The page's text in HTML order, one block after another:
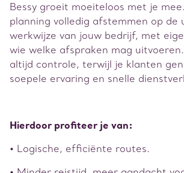
Bessy groeit moeiteloos met je
planning volledig afstemmen op de
werkwijze van jouw bedrijf, met
wie welke afspraken mag
altijd controle, terwijl je klanten
soepele ervaring en snelle
Hierdoor profiteer je van:
• Logische, efficiënte routes.